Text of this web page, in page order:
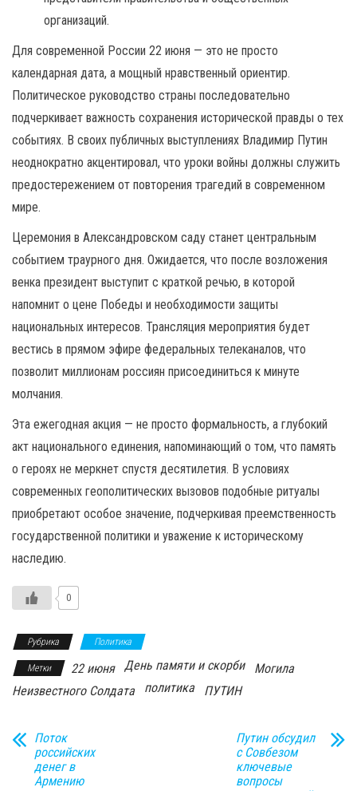
организаций.
Для современной России 22 июня — это не просто
календарная дата, а мощный нравственный ориентир.
Политическое руководство страны последовательно
подчеркивает важность сохранения исторической правды о тех
событиях. В своих публичных выступлениях Владимир Путин
неоднократно акцентировал, что уроки войны должны служить
предостережением от повторения трагедий в современном
мире.
Церемония в Александровском саду станет центральным
событием траурного дня. Ожидается, что после возложения
венка президент выступит с краткой речью, в которой
напомнит о цене Победы и необходимости защиты
национальных интересов. Трансляция мероприятия будет
вестись в прямом эфире федеральных телеканалов, что
позволит миллионам россиян присоединиться к минуте
молчания.
Эта ежегодная акция — не просто формальность, а глубокий
акт национального единения, напоминающий о том, что память
о героях не меркнет спустя десятилетия. В условиях
современных геополитических вызовов подобные ритуалы
приобретают особое значение, подчеркивая преемственность
государственной политики и уважение к историческому
наследию.
0
Рубрика Политика
Метки 22 июня День памяти и скорби
Могила
Неизвестного Солдата
политика ПУТИН
Поток
российских
денег в
Армению
Путин обсудил
с Совбезом
ключевые
вопросы